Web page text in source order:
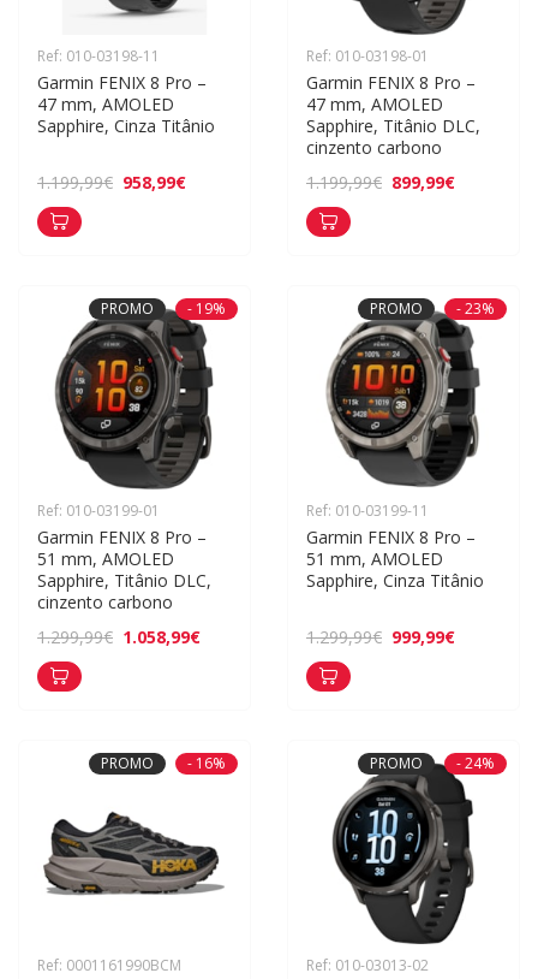
Ref: 010-03198-11
Garmin FENIX 8 Pro –
47 mm, AMOLED
Sapphire, Cinza Titânio
1.199,99€ 958,99€
Ref: 010-03198-01
Garmin FENIX 8 Pro –
47 mm, AMOLED
Sapphire, Titânio DLC,
cinzento carbono
1.199,99€ 899,99€
PROMO - 19%
Ref: 010-03199-01
Garmin FENIX 8 Pro –
51 mm, AMOLED
Sapphire, Titânio DLC,
cinzento carbono
1.299,99€ 1.058,99€
PROMO - 23%
Ref: 010-03199-11
Garmin FENIX 8 Pro –
51 mm, AMOLED
Sapphire, Cinza Titânio
1.299,99€ 999,99€
PROMO - 16%
Ref: 0001161990BCM
PROMO - 24%
Ref: 010-03013-02